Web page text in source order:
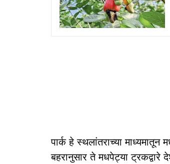
पार्क हे स्थलांतराच्या माध्यमातून
बहरानुसार ते मधपेट्या ट्रकद्वारे